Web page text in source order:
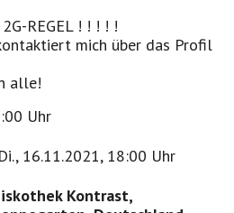
REGEL ! ! ! ! !
mich über das Profil
alle!
Uhr
Di., 16.11.2021, 18:00 Uhr
Kontrast,